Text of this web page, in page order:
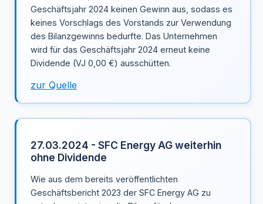
Geschäftsjahr 2024 keinen Gewinn aus, sodass es
keines Vorschlags des Vorstands zur Verwendung
des Bilanzgewinns bedurfte. Das Unternehmen
wird für das Geschäftsjahr 2024 erneut keine
Dividende (VJ 0,00 €) ausschütten.
zur Quelle
27.03.2024 - SFC Energy AG weiterhin
ohne Dividende
Wie aus dem bereits veröffentlichten
Geschäftsbericht 2023 der SFC Energy AG zu